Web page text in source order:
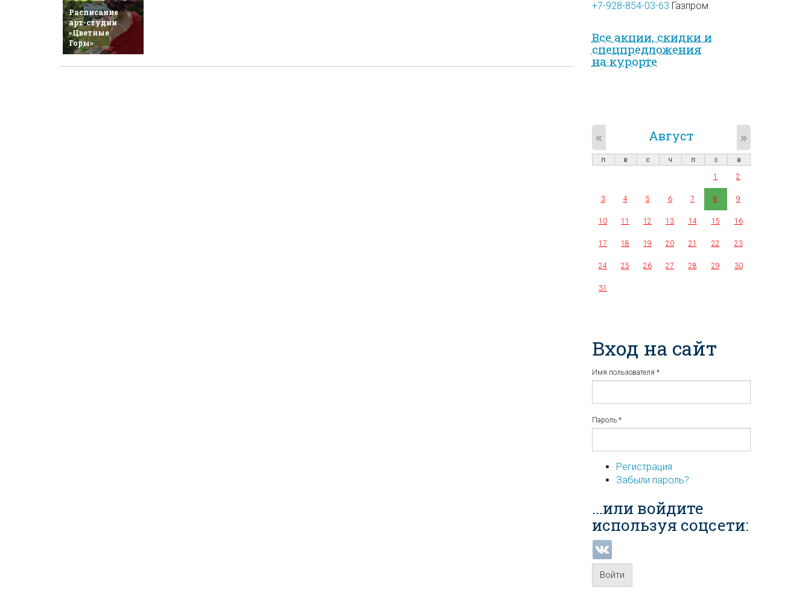
Расписание
арт-студии
«Цветные
Горы»
+7-928-854-03-63 Газпром
Все акции, скидки и
спец­предложе­ния
на курорте
Август
« »
п в с ч п с
в
1
2
3 4 5 6 7 8 9
10 11 12 13 14 15 16
17 18 19 20 21 22 23
24 25 26 27 28 29 30
31
Вход на сайт
Имя пользователя *
Пароль *
Регистрация
Забыли пароль?
...или войдите
используя соцсети:
Войти